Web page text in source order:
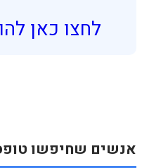
לחצו כאן
אנשים שחיפשו טופס